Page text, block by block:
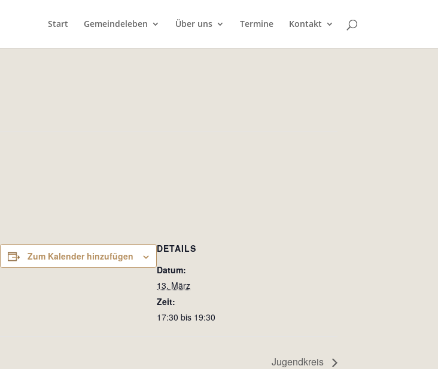
Start Gemeindeleben Über uns Termine Kontakt
Zum Kalender hinzufügen
DETAILS
Datum:
13. März
Zeit:
17:30 bis 19:30
Jugendkreis